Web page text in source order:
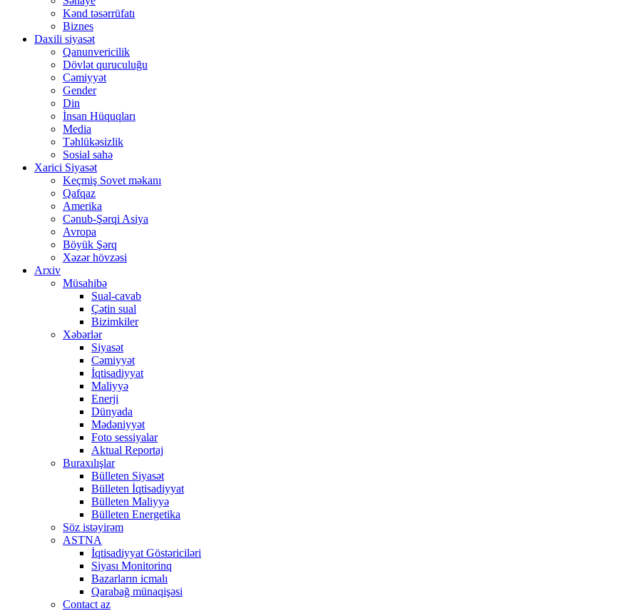
Kənd təsərrüfatı
Biznes
Daxili siyasət
Qanunvericilik
Dövlət quruculuğu
Cəmiyyət
Gender
Din
İnsan Hüquqları
Media
Təhlükəsizlik
Sosial sahə
Xarici Siyasət
Keçmiş Sovet məkanı
Qafqaz
Amerika
Cənub-Şərqi Asiya
Avropa
Böyük Şərq
Xəzər hövzəsi
Arxiv
Müsahibə
Sual-cavab
Çətin sual
Bizimkiler
Xəbərlər
Siyasət
Cəmiyyət
İqtisadiyyat
Maliyyə
Enerji
Dünyada
Mədəniyyət
Foto sessiyalar
Aktual Reportaj
Buraxılışlar
Bülleten Siyasət
Bülleten İqtisadiyyat
Bülleten Maliyyə
Bülleten Energetika
Söz istəyirəm
ASTNA
İqtisadiyyat Göstəriciləri
Siyası Monitorinq
Bazarların icmalı
Qarabağ münaqişəsi
Contact az